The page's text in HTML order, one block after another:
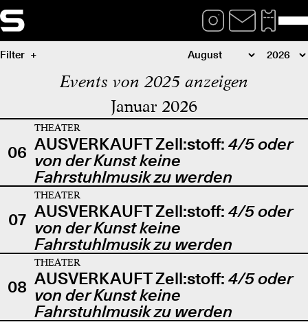
Filter
Events von 2025 anzeigen
Januar 2026
06
THEATER
AUSVERKAUFT Zell:stoff: 4/5 oder
von der Kunst keine
Fahrstuhlmusik zu werden
07
THEATER
AUSVERKAUFT Zell:stoff: 4/5 oder
von der Kunst keine
Fahrstuhlmusik zu werden
08
THEATER
AUSVERKAUFT Zell:stoff: 4/5 oder
von der Kunst keine
Fahrstuhlmusik zu werden